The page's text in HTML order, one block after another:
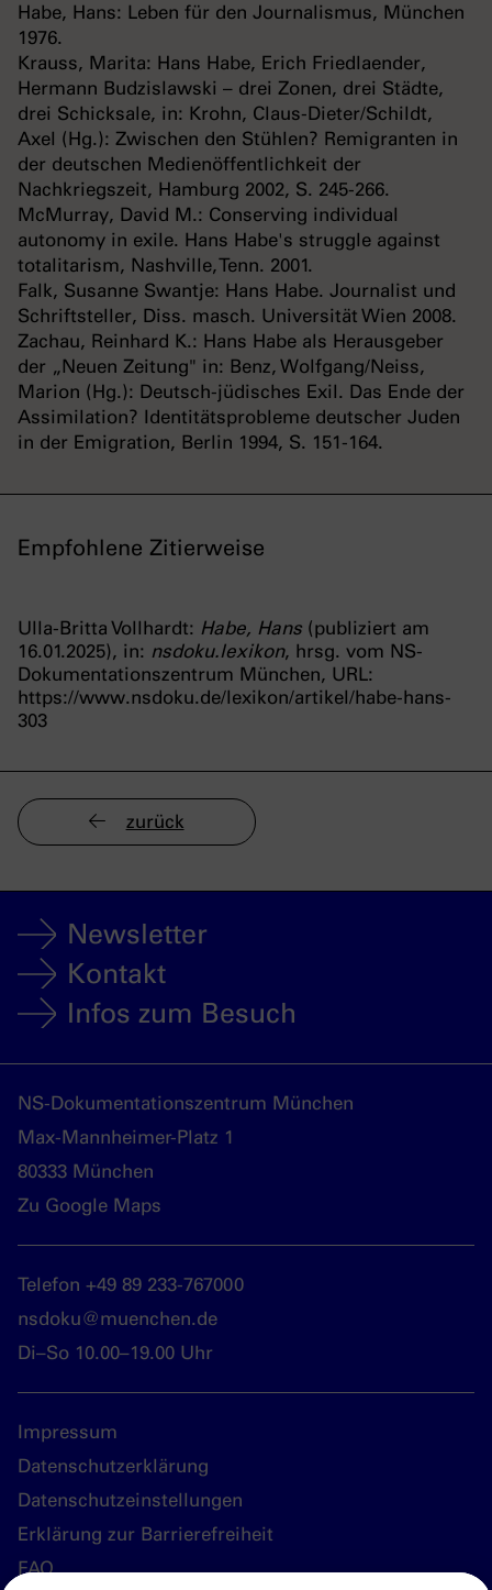
Habe, Hans: Leben für den Journalismus, München
1976.
Krauss, Marita: Hans Habe, Erich Friedlaender,
Hermann Budzislawski – drei Zonen, drei Städte,
drei Schicksale, in: Krohn, Claus-Dieter/Schildt,
Axel (Hg.): Zwischen den Stühlen? Remigranten in
der deutschen Medienöffentlichkeit der
Nachkriegszeit, Hamburg 2002, S. 245-266.
McMurray, David M.: Conserving individual
autonomy in exile. Hans Habe's struggle against
totalitarism, Nashville, Tenn. 2001.
Falk, Susanne Swantje: Hans Habe. Journalist und
Schriftsteller, Diss. masch. Universität Wien 2008.
Zachau, Reinhard K.: Hans Habe als Herausgeber
der „Neuen Zeitung" in: Benz, Wolfgang/Neiss,
Marion (Hg.): Deutsch-jüdisches Exil. Das Ende der
Assimilation? Identitätsprobleme deutscher Juden
in der Emigration, Berlin 1994, S. 151-164.
Empfohlene Zitierweise
Ulla-Britta Vollhardt: Habe, Hans (publiziert am
16.01.2025), in: nsdoku.lexikon, hrsg. vom NS-
Dokumentationszentrum München, URL:
https://www.nsdoku.de/lexikon/artikel/habe-hans-
303
zurück
Newsletter
Kontakt
Infos zum Besuch
NS-Dokumentationszentrum München
Max-Mannheimer-Platz 1
80333 München
Zu Google Maps
Telefon +49 89 233-767000
nsdoku@muenchen.de
Di–So 10.00–19.00 Uhr
Impressum
Datenschutzerklärung
Datenschutzeinstellungen
Erklärung zur Barrierefreiheit
FAQ